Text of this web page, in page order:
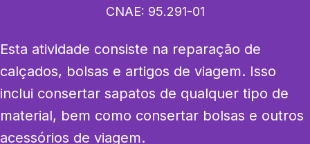
CNAE: 95.291-01
Esta atividade consiste na reparação de
calçados, bolsas e artigos de viagem. Isso
inclui consertar sapatos de qualquer tipo de
material, bem como consertar bolsas e outros
acessórios de viagem.